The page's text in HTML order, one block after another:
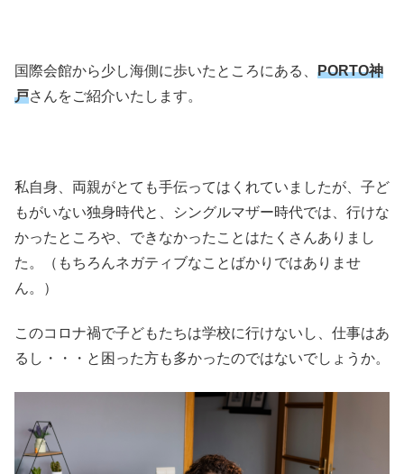
国際会館から少し海側に歩いたところにある、 PORTO神
戸さんをご紹介いたします。
私自身、両親がとても手伝ってはくれていましたが、子ど
もがいない独身時代と、シングルマザー時代では、行けな
かったところや、できなかったことはたくさんありまし
た。
（もちろんネガティブなことばかりではありませ
ん。）
このコロナ禍で子どもたちは学校に行けないし、仕事はあ
るし・・・と困った方も多かったのではないでしょうか。